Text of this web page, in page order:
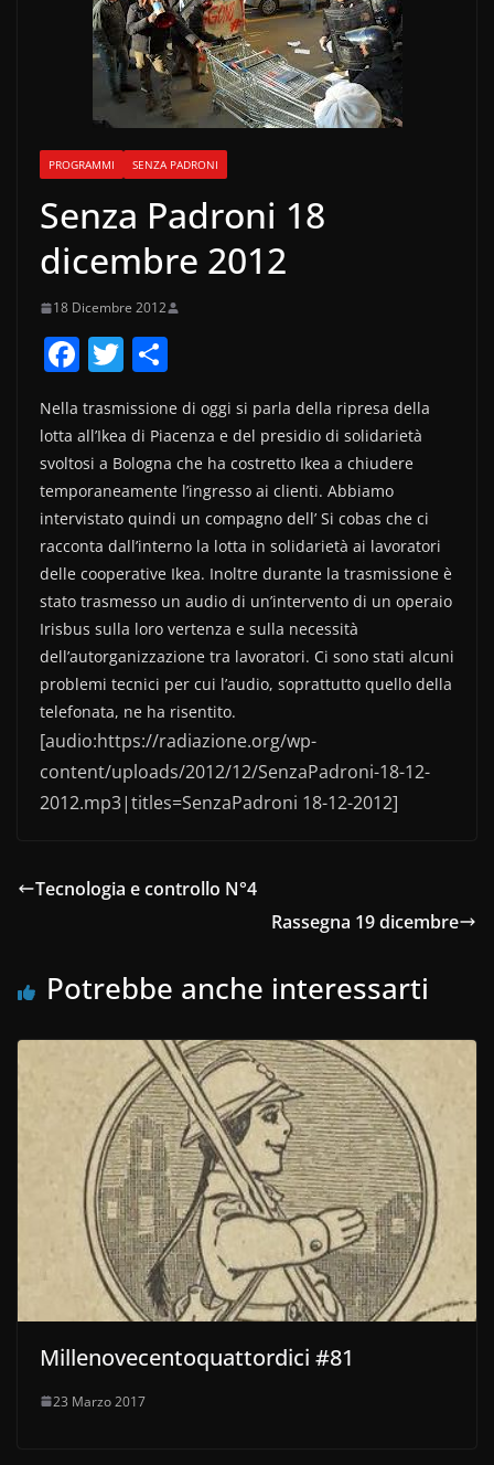
PROGRAMMI SENZA PADRONI
Senza Padroni 18
dicembre 2012
18 Dicembre 2012
F
c
e
b
o
o
k
T
w
itt
er
n
di
vi
di
Nella trasmissione di oggi si parla della ripresa della
lotta all’Ikea di Piacenza e del presidio di solidarietà
svoltosi a Bologna che ha costretto Ikea a chiudere
temporaneamente l’ingresso ai clienti. Abbiamo
intervistato quindi un compagno dell’ Si cobas che ci
racconta dall’interno la lotta in solidarietà ai lavoratori
delle cooperative Ikea. Inoltre durante la trasmissione è
stato trasmesso un audio di un’intervento di un operaio
Irisbus sulla loro vertenza e sulla necessità
dell’autorganizzazione tra lavoratori. Ci sono stati alcuni
problemi tecnici per cui l’audio, soprattutto quello della
telefonata, ne ha risentito.
[audio:https://radiazione.org/wp-
content/uploads/2012/12/SenzaPadroni-18-12-
2012.mp3|titles=SenzaPadroni 18-12-2012]
Tecnologia e controllo N°4
Rassegna 19 dicembre
Potrebbe anche interessarti
Millenovecentoquattordici #81
23 Marzo 2017